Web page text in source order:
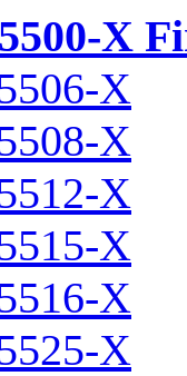
X
X
X
X
X
X
X